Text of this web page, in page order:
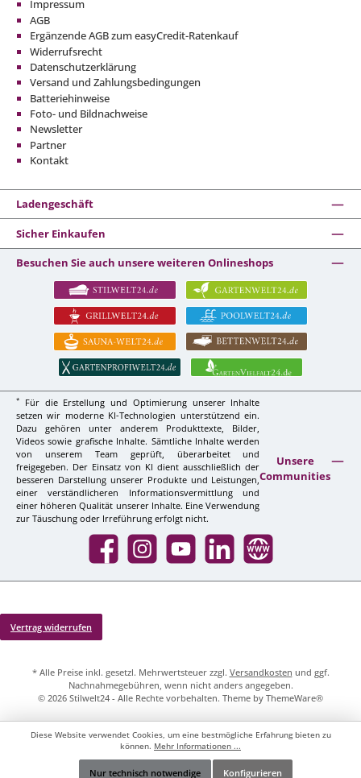
Impressum
AGB
Ergänzende AGB zum easyCredit-Ratenkauf
Widerrufsrecht
Datenschutzerklärung
Versand und Zahlungsbedingungen
Batteriehinweise
Foto- und Bildnachweise
Newsletter
Partner
Kontakt
Ladengeschäft
Sicher Einkaufen
Besuchen Sie auch unsere weiteren Onlineshops
*
Für die Erstellung und Optimierung unserer Inhalte
setzen wir moderne KI-Technologien unterstützend ein.
Dazu gehören unter anderem Produkttexte, Bilder,
Videos sowie grafische Inhalte. Sämtliche Inhalte werden
von unserem Team geprüft, überarbeitet und
freigegeben. Der Einsatz von KI dient ausschließlich der
besseren Darstellung unserer Produkte und Leistungen,
einer verständlicheren Informationsvermittlung und
einer höheren Qualität unserer Inhalte. Eine Verwendung
zur Täuschung oder Irreführung erfolgt nicht.
Unsere
Communities
Facebook InstagramYouTube LinkedIn Website
Vertrag widerrufen
* Alle Preise inkl. gesetzl. Mehrwertsteuer zzgl. Versandkosten und ggf.
Nachnahmegebühren, wenn nicht anders angegeben.
© 2026 Stilwelt24 - Alle Rechte vorbehalten. Theme by ThemeWare®
Diese Website verwendet Cookies, um eine bestmögliche Erfahrung bieten zu
können. Mehr Informationen ...
Nur technisch notwendige Konfigurieren